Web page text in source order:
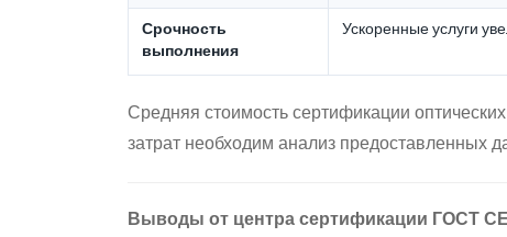
Срочность
выполнения
Ускоренные услуги
Средняя стоимость сертификации
затрат необходим анализ предоставленных
Выводы от центра сертификации ГОСТ